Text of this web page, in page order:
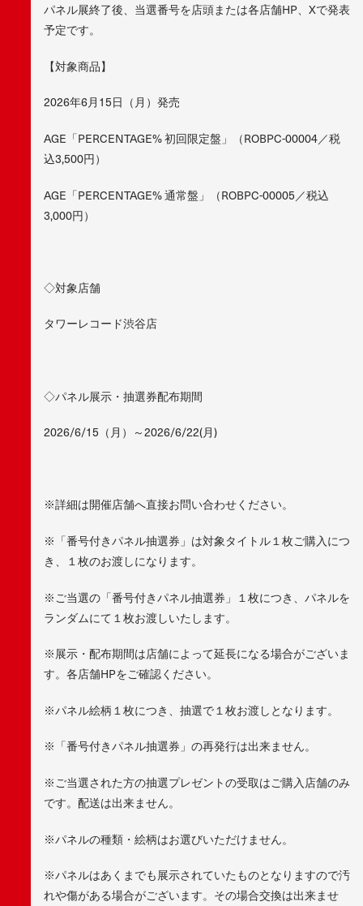
パネル展終了後、当選番号を店頭または各店舗HP、Xで発表
予定です。
【対象商品】
2026年6月15日（月）発売
AGE「PERCENTAGE% 初回限定盤」（ROBPC-00004／税
込3,500円）
AGE「PERCENTAGE% 通常盤」（ROBPC-00005／税込
3,000円）
◇対象店舗
タワーレコード渋谷店
◇パネル展示・抽選券配布期間
2026/6/15（月）～2026/6/22(月)
※詳細は開催店舗へ直接お問い合わせください。
※「番号付きパネル抽選券」は対象タイトル１枚ご購入につ
き、１枚のお渡しになります。
※ご当選の「番号付きパネル抽選券」１枚につき、パネルを
ランダムにて１枚お渡しいたします。
※展示・配布期間は店舗によって延長になる場合がございま
す。各店舗HPをご確認ください。
※パネル絵柄１枚につき、抽選で１枚お渡しとなります。
※「番号付きパネル抽選券」の再発行は出来ません。
※ご当選された方の抽選プレゼントの受取はご購入店舗のみ
です。配送は出来ません。
※パネルの種類・絵柄はお選びいただけません。
※パネルはあくまでも展示されていたものとなりますので汚
れや傷がある場合がございます。その場合交換は出来ませ